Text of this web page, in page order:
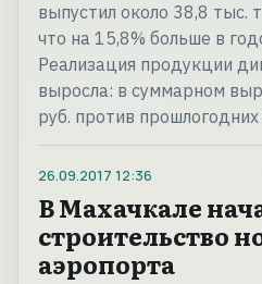
выпустил около 38,8 тыс.
что на 15,8% больше в
Реализация продукции
выросла: в суммарном
руб. против
26.09.2017 12:36
В Махачкале
строительство
аэропорта